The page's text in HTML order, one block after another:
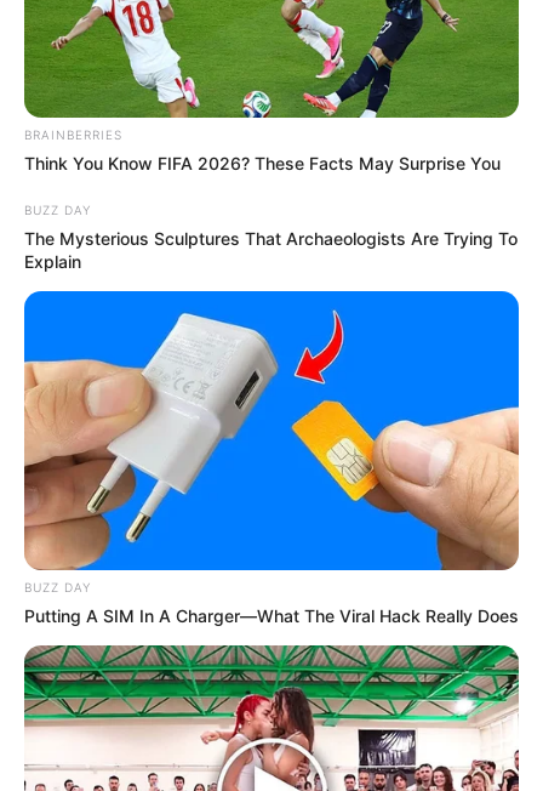
BRAINBERRIES
Think You Know FIFA 2026? These Facts May Surprise You
BUZZ DAY
The Mysterious Sculptures That Archaeologists Are Trying To
Explain
BUZZ DAY
Putting A SIM In A Charger—What The Viral Hack Really Does